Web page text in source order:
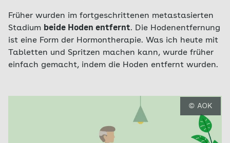
Früher wurden im fortgeschrittenen metastasierten
Stadium beide Hoden entfernt. Die Hodenentfernung
ist eine Form der Hormontherapie. Was ich heute mit
Tabletten und Spritzen machen kann, wurde früher
einfach gemacht, indem die Hoden entfernt wurden.
© AOK